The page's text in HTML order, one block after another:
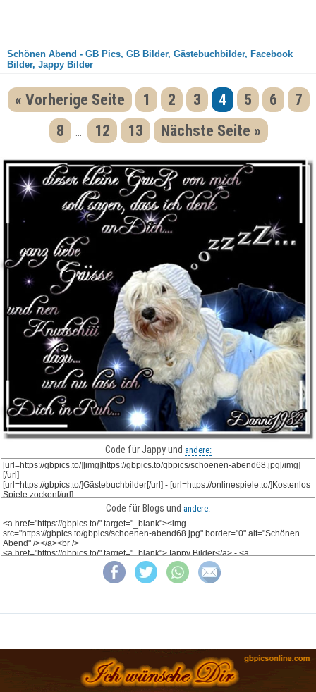
Schönen Abend - GB Pics, GB Bilder, Gästebuchbilder, Facebook
Bilder, Jappy Bilder
« Vorherige Seite 1 2 3 4 5 6
7
8
12 13 Nächste Seite »
Code für Jappy und andere:
Code für Blogs und andere: